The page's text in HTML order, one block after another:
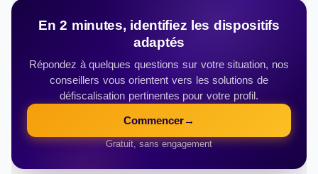
En 2 minutes, identifiez les dispositifs
adaptés
Répondez à quelques questions sur votre situation, nos
conseillers vous orientent vers les solutions de
défiscalisation pertinentes pour votre profil.
Commencer→
Gratuit, sans engagement